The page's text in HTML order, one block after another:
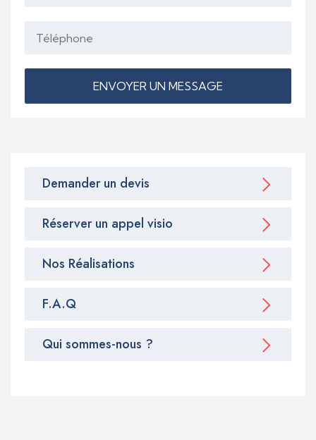
ENVOYER UN MESSAGE
Demander un devis
Réserver un appel visio
Nos Réalisations
F.A.Q
Qui sommes-nous ?